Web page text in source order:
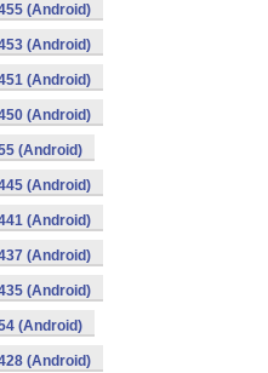
(Android)
(Android)
(Android)
(Android)
(Android)
(Android)
(Android)
(Android)
(Android)
(Android)
(Android)